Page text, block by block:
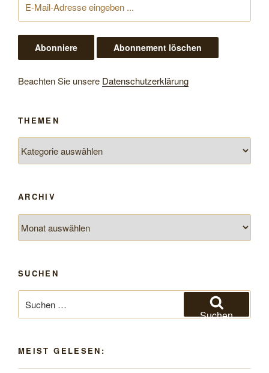
Beachten Sie unsere Datenschutzerklärung
THEMEN
ARCHIV
SUCHEN
nach:
Suchen
MEIST GELESEN: